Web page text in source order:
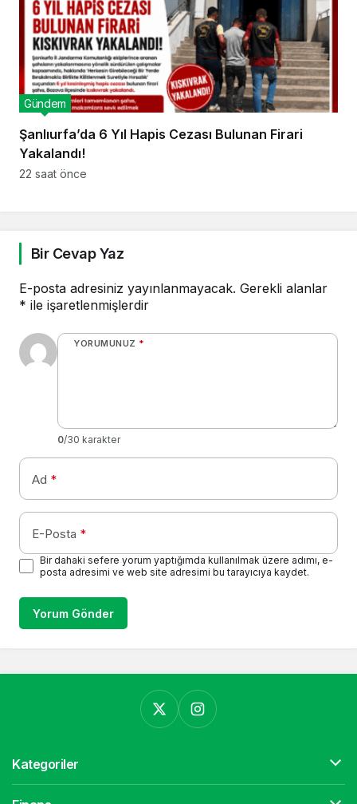
Şanlıurfa’da 6 Yıl Hapis Cezası Bulunan Firari
Yakalandı!
Gündem
22 saat önce
Bir Cevap Yaz
E-posta adresiniz yayınlanmayacak. Gerekli alanlar
* ile işaretlenmişlerdir
YORUMUNUZ *
0/30 karakter
Ad *
E-Posta *
Bir dahaki sefere yorum yaptığımda kullanılmak üzere adımı, e-
posta adresimi ve web site adresimi bu tarayıcıya kaydet.
Yorum Gönder
Kategoriler